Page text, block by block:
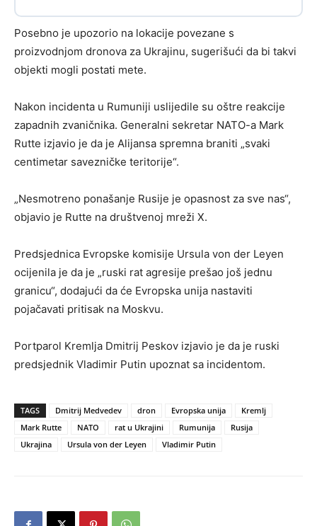
Posebno je upozorio na lokacije povezane s
proizvodnjom dronova za Ukrajinu, sugerišući da bi takvi
objekti mogli postati mete.
Nakon incidenta u Rumuniji uslijedile su oštre reakcije
zapadnih zvaničnika. Generalni sekretar NATO-a Mark
Rutte izjavio je da je Alijansa spremna braniti „svaki
centimetar savezničke teritorije“.
„Nesmotreno ponašanje Rusije je opasnost za sve nas“,
objavio je Rutte na društvenoj mreži X.
Predsjednica Evropske komisije Ursula von der Leyen
ocijenila je da je „ruski rat agresije prešao još jednu
granicu“, dodajući da će Evropska unija nastaviti
pojačavati pritisak na Moskvu.
Portparol Kremlja Dmitrij Peskov izjavio je da je ruski
predsjednik Vladimir Putin upoznat sa incidentom.
TAGS Dmitrij Medvedev dron Evropska unija
Kremlj
Mark Rutte
NATO rat u Ukrajini Rumunija
Rusija
Ukrajina
Ursula von der Leyen Vladimir Putin